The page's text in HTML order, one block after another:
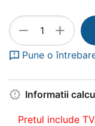
+
−
Pune o
Informatii
Pretul include